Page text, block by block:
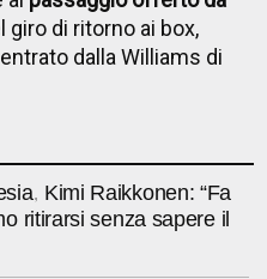
giro di ritorno ai box,
dalla Williams di
Kimi Raikkonen: “Fa
ritirarsi senza sapere il